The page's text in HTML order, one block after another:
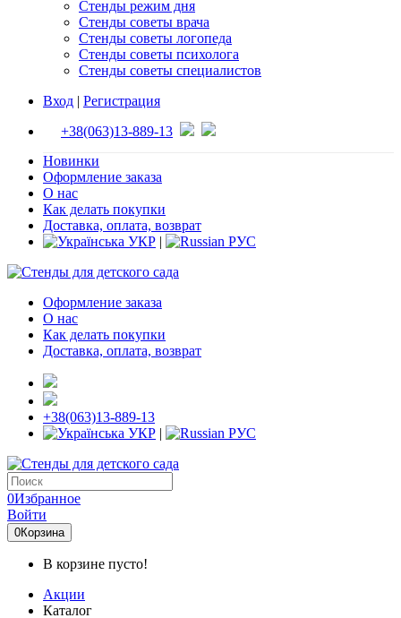
Стенды режим дня
Стенды советы врача
Стенды советы логопеда
Стенды советы психолога
Стенды советы специалистов
Вход | Регистрация
+38(063)13-889-13
Новинки
Оформление заказа
О нас
Как делать покупки
Доставка, оплата, возврат
УКР | РУС
Оформление заказа
О нас
Как делать покупки
Доставка, оплата, возврат
+38(063)13-889-13
УКР | РУС
0Избранное
Войти
0Корзина
В корзине пусто!
Акции
Каталог